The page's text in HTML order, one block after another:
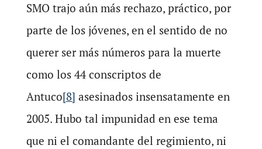
SMO trajo aún más rechazo, práctico, por
parte de los jóvenes, en el sentido de no
querer ser más números para la muerte
como los 44 conscriptos de
Antuco[8] asesinados insensatamente en
2005. Hubo tal impunidad en ese tema
que ni el comandante del regimiento, ni